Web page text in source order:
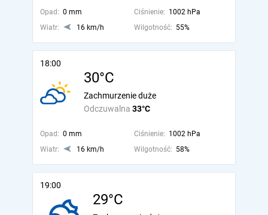
Opad: 0 mm Ciśnienie: 1002 hPa
Wiatr:
16 km/h Wilgotność: 55%
18:00
30°C
Odczuwalna 33°C
Zachmurzenie duże
Opad: 0 mm Ciśnienie: 1002 hPa
Wiatr:
16 km/h Wilgotność: 58%
19:00
29°C